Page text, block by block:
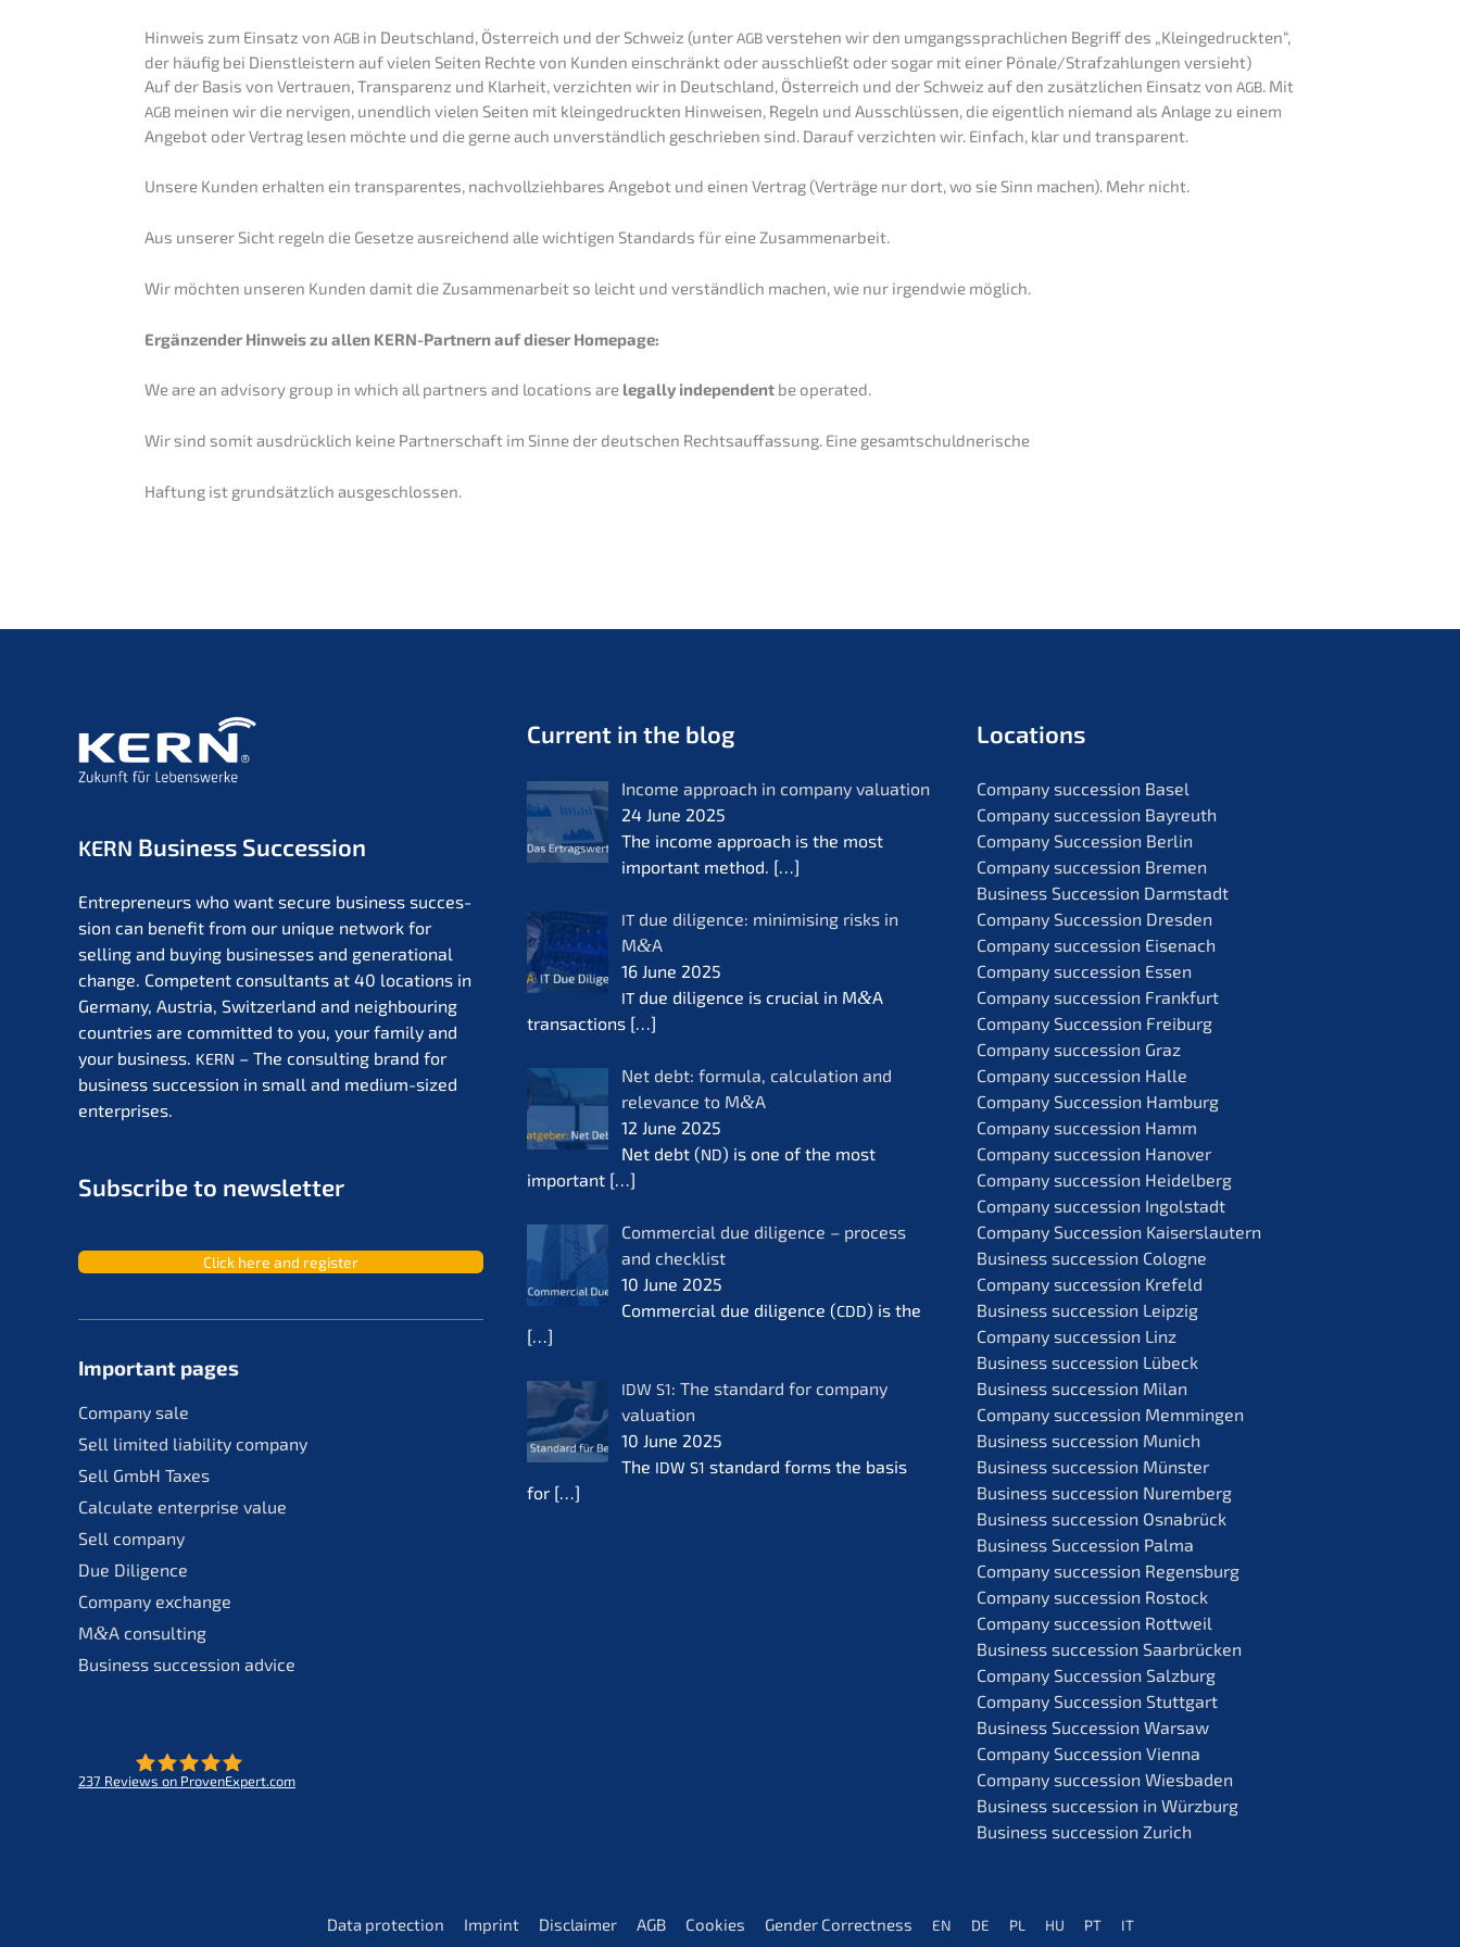
Hinweis zum Einsatz von AGB in Deutsch­land, Öster­reich und der Schweiz (unterAGBverste­hen wir den umgangs­sprach­li­chen Begriff des „Klein­ge­druck­ten“,
der häufig bei Dienst­leis­tern auf vielen Seiten Rechte von Kunden einschränkt oder ausschließt oder sogar mit einer Pönale/Strafzahlungen versieht)
Auf der Basis von Vertrau­en, Trans­pa­renz und Klarheit, verzich­ten wir in Deutsch­land, Öster­reich und der Schweiz auf den zusätz­li­chen Einsatz von AGB. Mit
AGB meinen wir die nervi­gen, unend­lich vielen Seiten mit klein­ge­druck­ten Hinwei­sen, Regeln und Ausschlüs­sen, die eigent­lich niemand als Anlage zu einem
Angebot oder Vertrag lesen möchte und die gerne auch unver­ständ­lich geschrie­ben sind. Darauf verzich­ten wir. Einfach, klar und transparent.
Unsere Kunden erhal­ten ein trans­pa­ren­tes, nachvoll­zieh­ba­res Angebot und einen Vertrag (Verträ­ge nur dort, wo sie Sinn machen). Mehr nicht.
Aus unserer Sicht regeln die Geset­ze ausrei­chend alle wichti­gen Standards für eine Zusammenarbeit.
Wir möchten unseren Kunden damit die Zusam­men­ar­beit so leicht und verständ­lich machen, wie nur irgend­wie möglich.
Ergän­zen­der Hinweis zu allen KERN-Partnern auf dieser Homepage:
We are an adviso­ry group in which all partners and locati­ons are legal­ly indepen­dent be operated.
Wir sind somit ausdrück­lich keine Partner­schaft im Sinne der deutschen Rechts­auf­fas­sung. Eine gesamtschuldnerische
Haftung ist grund­sätz­lich ausgeschlossen.
KERN Business Succession
Entre­pre­neurs who want secure business succes­
si­on can benefit from our unique network for
selling and buying businesses and genera­tio­nal
change. Compe­tent consul­tants at 40 locati­ons in
Germa­ny, Austria, Switz­er­land and neigh­bou­ring
count­ries are commit­ted to you, your family and
your business. KERN – The consul­ting brand for
business succes­si­on in small and medium-sized
enterprises.
Subscri­be to newsletter
Click here and register
Important pages
Compa­ny sale
Sell limit­ed liabi­li­ty company
Sell GmbH Taxes
Calcu­la­te enter­pri­se value
Sell compa­ny
Due Diligence
Compa­ny exchange
M&A consul­ting
Business succes­si­on advice
237 Reviews on ProvenExpert.com
Current in the blog
Income approach in compa­ny valua­ti­on
24 June 2025
The income approach is the most
important method. […]
IT due diligence: minimi­sing risks in
M&A
16 June 2025
IT due diligence is crucial in M&A
transac­tions […]
Net debt: formu­la, calcu­la­ti­on and
relevan­ce to M&A
12 June 2025
Net debt (ND) is one of the most
important […]
Commer­cial due diligence – process
and check­list
10 June 2025
Commer­cial due diligence (CDD) is the
[…]
IDW S1: The standard for compa­ny
valua­ti­on
10 June 2025
The IDW S1 standard forms the basis
for […]
Locati­ons
Compa­ny succes­si­on Basel
Compa­ny succes­si­on Bayreuth
Compa­ny Succes­si­on Berlin
Compa­ny succes­si­on Bremen
Business Succes­si­on Darmstadt
Compa­ny Succes­si­on Dresden
Compa­ny succes­si­on Eisenach
Compa­ny succes­si­on Essen
Compa­ny succes­si­on Frankfurt
Compa­ny Succes­si­on Freiburg
Compa­ny succes­si­on Graz
Compa­ny succes­si­on Halle
Compa­ny Succes­si­on Hamburg
Compa­ny succes­si­on Hamm
Compa­ny succes­si­on Hanover
Compa­ny succes­si­on Heidelberg
Compa­ny succes­si­on Ingolstadt
Compa­ny Succes­si­on Kaiserslautern
Business succes­si­on Cologne
Compa­ny succes­si­on Krefeld
Business succes­si­on Leipzig
Compa­ny succes­si­on Linz
Business succes­si­on Lübeck
Business succes­si­on Milan
Compa­ny succes­si­on Memmingen
Business succes­si­on Munich
Business succes­si­on Münster
Business succes­si­on Nuremberg
Business succes­si­on Osnabrück
Business Succes­si­on Palma
Compa­ny succes­si­on Regensburg
Compa­ny succes­si­on Rostock
Compa­ny succes­si­on Rottweil
Business succes­si­on Saarbrücken
Compa­ny Succes­si­on Salzburg
Compa­ny Succes­si­on Stuttgart
Business Succes­si­on Warsaw
Compa­ny Succes­si­on Vienna
Compa­ny succes­si­on Wiesbaden
Business succes­si­on in Würzburg
Business succes­si­on Zurich
Data protec­tion Imprint Disclai­mer AGB Cookies Gender Correct­ness EN DE PL HU PT IT